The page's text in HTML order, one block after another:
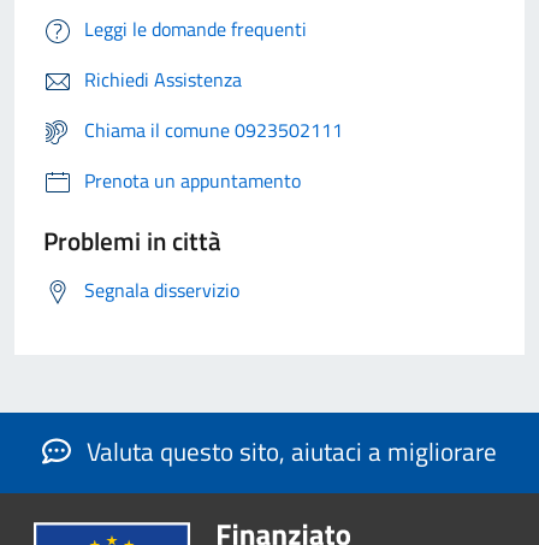
Leggi le domande frequenti
Richiedi Assistenza
Chiama il comune 0923502111
Prenota un appuntamento
Problemi in città
Segnala disservizio
Valuta questo sito, aiutaci a migliorare